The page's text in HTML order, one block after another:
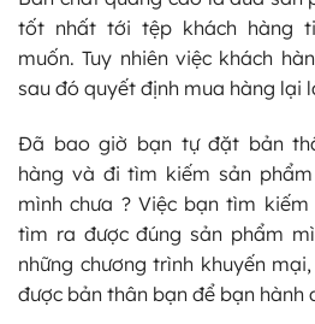
tốt nhất tới tệp khách hàng
muốn. Tuy nhiên việc khách
sau đó quyết định mua hàng lại
Đã bao giờ bạn tự đặt bản
hàng và đi tìm kiếm sản
mình chưa ? Việc bạn tìm
tìm ra được đúng sản phẩm
những chương trình khuyến
được bản thân bạn để bạn hành